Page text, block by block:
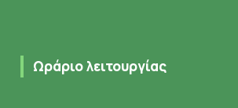
Ωράριο λειτουργίας